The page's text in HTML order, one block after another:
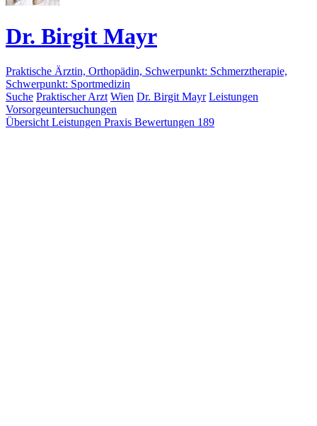
Dr. Birgit Mayr
Praktische Ärztin, Orthopädin, Schwerpunkt: Schmerztherapie,
Schwerpunkt: Sportmedizin
Suche Praktischer Arzt Wien Dr. Birgit Mayr Leistungen
Vorsorgeuntersuchungen
Übersicht Leistungen Praxis Bewertungen 189